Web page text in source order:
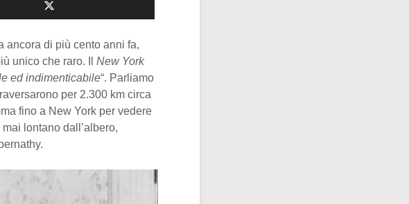
ancora di più cento anni fa,
unico che raro. Il New York
ed indimenticabile“. Parliamo
per 2.300 km circa
fino a New York per vedere
lontano dall’albero,